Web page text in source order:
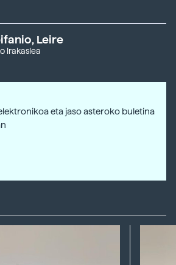
Leire
Irakaslea
eta jaso asteroko buletina